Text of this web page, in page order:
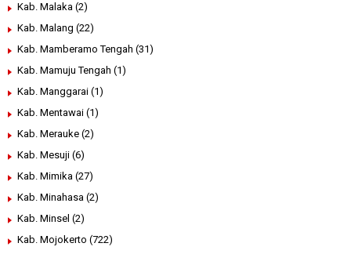
Kab. Malaka (2)
Kab. Malang (22)
Kab. Mamberamo Tengah (31)
Kab. Mamuju Tengah (1)
Kab. Manggarai (1)
Kab. Mentawai (1)
Kab. Merauke (2)
Kab. Mesuji (6)
Kab. Mimika (27)
Kab. Minahasa (2)
Kab. Minsel (2)
Kab. Mojokerto (722)